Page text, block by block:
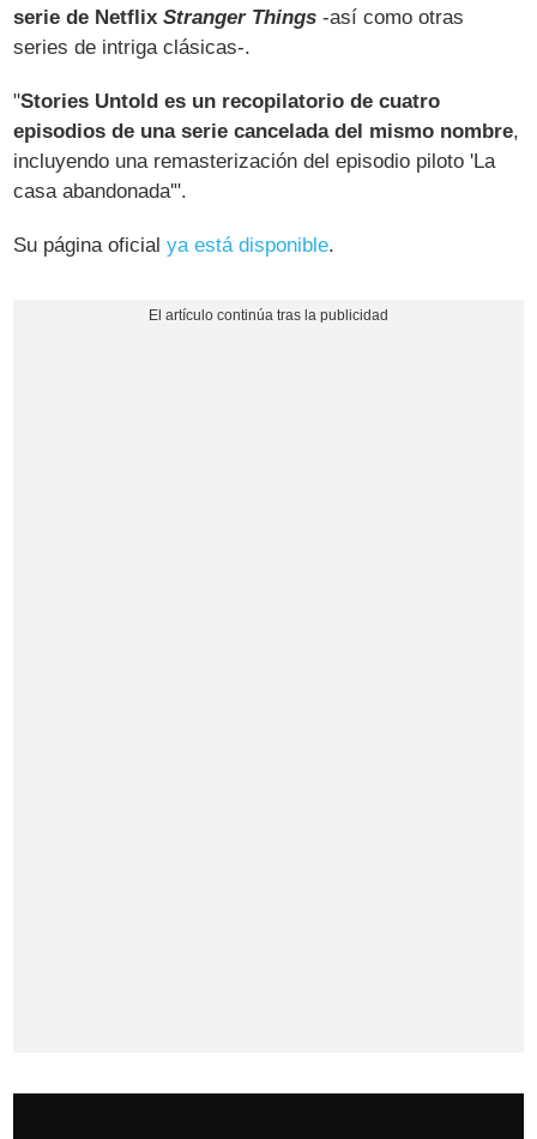
serie de NetflixStranger Things -así como otras
series de intriga clásicas-.
"Stories Untold es un recopilatorio de cuatro
episodios de una serie cancelada del mismo nombre,
incluyendo una remasterización del episodio piloto 'La
casa abandonada'".
Su página oficialya está disponible.